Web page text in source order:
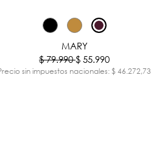
MARY
$ 79.990$ 55.990
sin impuestos nacionales: $ 46.272,73